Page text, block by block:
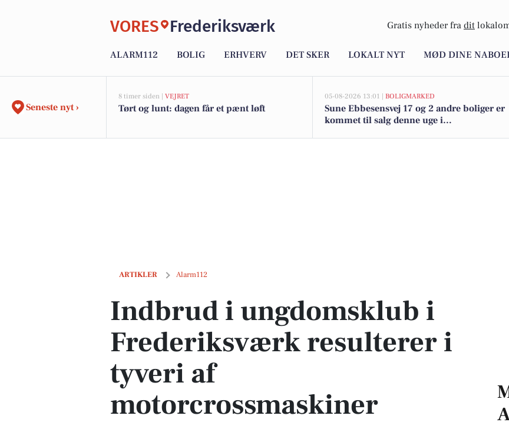
VORES Frederiksværk Gratis nyheder fra dit
ALARM112 BOLIG ERHVERV DET SKER LOKALT NYT MØD DINE
Seneste nyt ›
8 timer siden | VEJRET
Tørt og lunt: dagen får et pænt løft
05-08-2026 13:01 | BOLIGMARKED
Sune Ebbesensvej 17 og 2 andre boliger er
kommet til salg denne uge i
ARTIKLER Alarm112
Indbrud i ungdomsklub i Frederiksværk resulterer i tyveri af motorcrossmaskiner
Indbrud i ungdomsklub i
Frederiksværk resulterer i
tyveri af
motorcrossmaskiner